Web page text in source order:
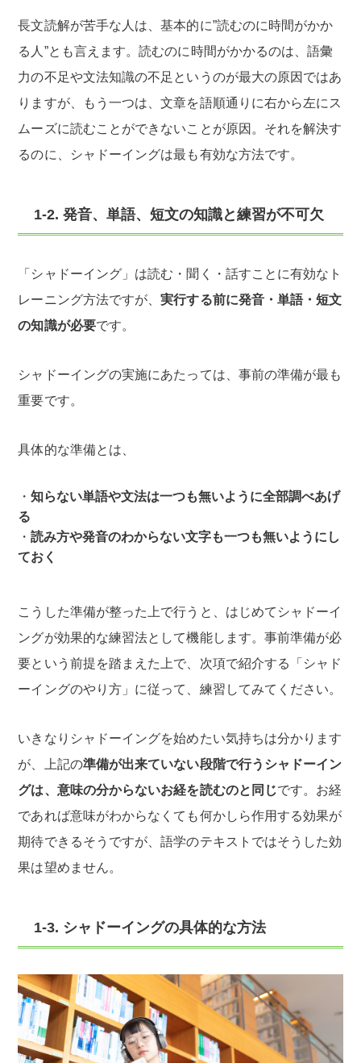
長文読解が苦手な人は、基本的に”読むのに時間がかか
る人”とも言えます。読むのに時間がかかるのは、語彙
力の不足や文法知識の不足というのが最大の原因ではあ
りますが、もう一つは、文章を語順通りに右から左にス
ムーズに読むことができないことが原因。それを解決す
るのに、シャドーイングは最も有効な方法です。
1-2. 発音、単語、短文の知識と練習が不可欠
「シャドーイング」は読む・聞く・話すことに有効なト
レーニング方法ですが、実行する前に発音・単語・短文
の知識が必要です。
シャドーイングの実施にあたっては、事前の準備が最も
重要です。
具体的な準備とは、
知らない単語や文法は一つも無いように全部調べあげ
る
読み方や発音のわからない文字も一つも無いようにし
ておく
こうした準備が整った上で行うと、はじめてシャドーイ
ングが効果的な練習法として機能します。事前準備が必
要という前提を踏まえた上で、次項で紹介する「シャド
ーイングのやり方」に従って、練習してみてください。
いきなりシャドーイングを始めたい気持ちは分かります
が、上記の準備が出来ていない段階で行うシャドーイン
グは、意味の分からないお経を読むのと同じです。お経
であれば意味がわからなくても何かしら作用する効果が
期待できるそうですが、語学のテキストではそうした効
果は望めません。
1-3. シャドーイングの具体的な方法